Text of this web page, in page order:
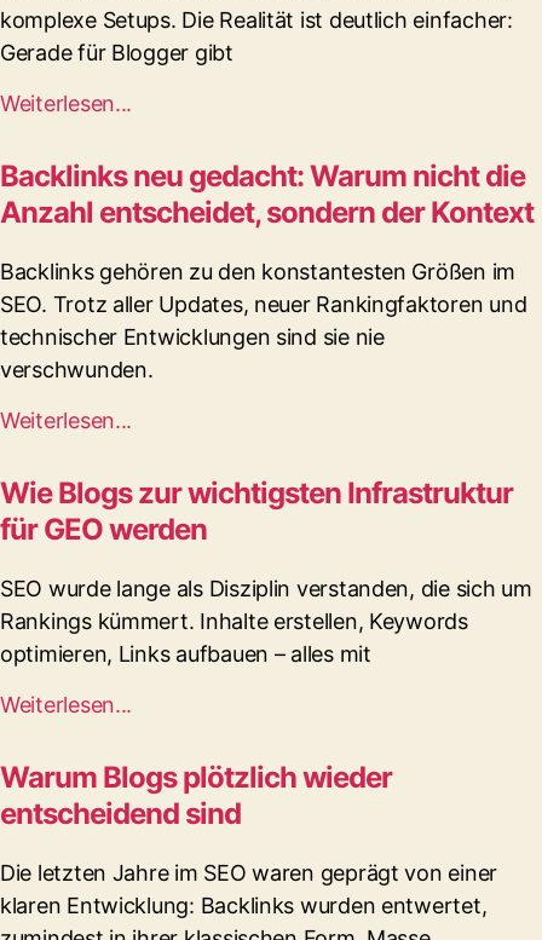
komplexe Setups. Die Realität ist deutlich einfacher:
Gerade für Blogger gibt
Weiterlesen...
Backlinks neu gedacht: Warum nicht die
Anzahl entscheidet, sondern der Kontext
Backlinks gehören zu den konstantesten Größen im
SEO. Trotz aller Updates, neuer Rankingfaktoren und
technischer Entwicklungen sind sie nie
verschwunden.
Weiterlesen...
Wie Blogs zur wichtigsten Infrastruktur
für GEO werden
SEO wurde lange als Disziplin verstanden, die sich um
Rankings kümmert. Inhalte erstellen, Keywords
optimieren, Links aufbauen – alles mit
Weiterlesen...
Warum Blogs plötzlich wieder
entscheidend sind
Die letzten Jahre im SEO waren geprägt von einer
klaren Entwicklung: Backlinks wurden entwertet,